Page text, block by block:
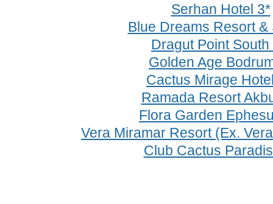
Serhan Hotel 3*
Blue Dreams Resort &
Dragut Point South
Golden Age
Cactus Mirage
Ramada Resort
Flora Garden
Vera Miramar Resort (Ex.
Club Cactus